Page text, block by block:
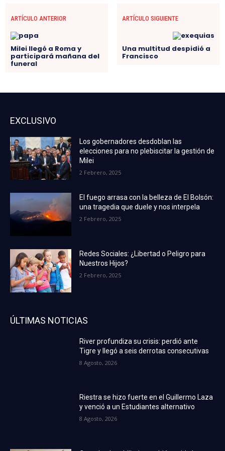
ARTÍCULO ANTERIOR
Milei llegó a Roma y
participará mañana del
funeral
ARTÍCULO SIGUIENTE
Una multitud despidió a
Francisco
EXCLUSIVO
Los gobernadores desdoblan las
elecciones para no plebiscitar la gestión de
Milei
2 Febrero, 2025
El fuego arrasa con la belleza de El Bolsón:
una tragedia que duele y nos interpela
2 Febrero, 2025
Redes Sociales: ¿Libertad o Peligro para
Nuestros Hijos?
2 Febrero, 2025
ÚLTIMAS NOTICIAS
River profundiza su crisis: perdió ante
Tigre y llegó a seis derrotas consecutivas
8 Agosto, 2026
Riestra se hizo fuerte en el Guillermo Laza
y venció a un Estudiantes alternativo
8 Agosto, 2026